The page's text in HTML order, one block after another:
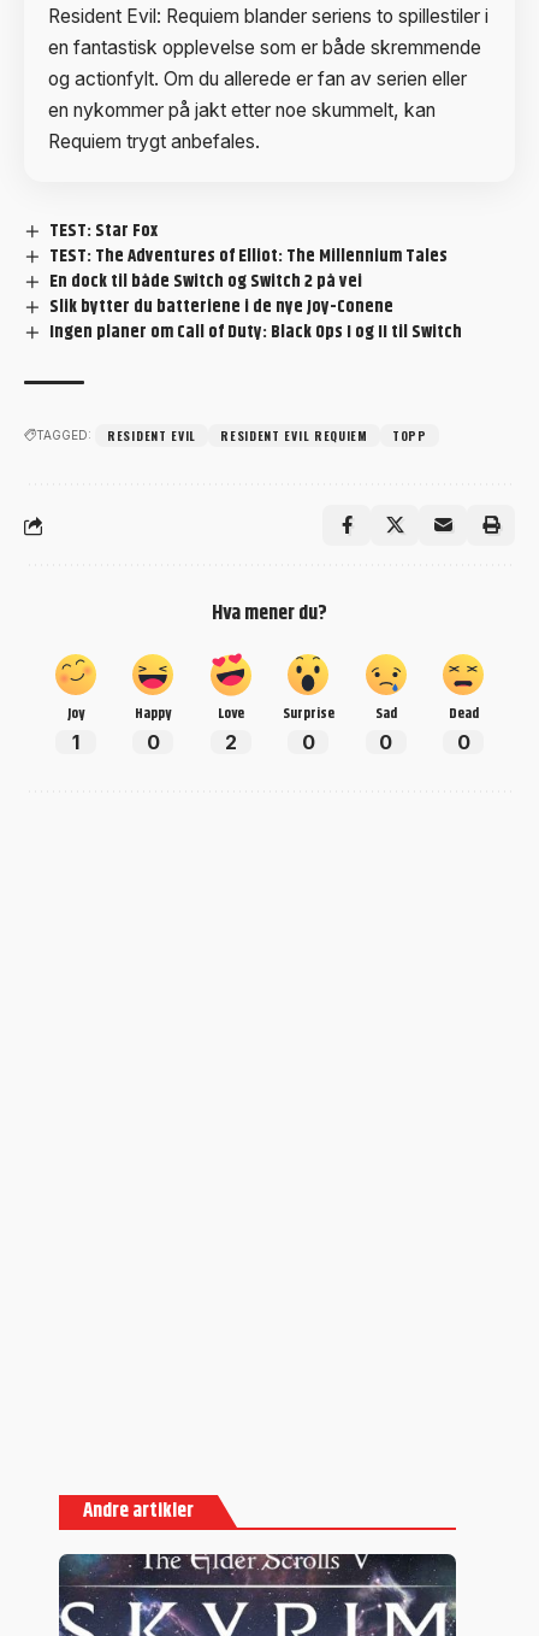
Resident Evil: Requiem blander seriens to spillestiler i
en fantastisk opplevelse som er både skremmende
og actionfylt. Om du allerede er fan av serien eller
en nykommer på jakt etter noe skummelt, kan
Requiem trygt anbefales.
TEST: Star Fox
TEST: The Adventures of Elliot: The Millennium Tales
En dock til både Switch og Switch 2 på vei
Slik bytter du batteriene i de nye Joy-Conene
Ingen planer om Call of Duty: Black Ops I og II til Switch
TAGGED: RESIDENT EVIL RESIDENT EVIL REQUIEM TOPP
Hva mener du?
Joy
1
Happy
0
Love
2
Surprise
0
Sad
0
Dead
0
Andre artikler